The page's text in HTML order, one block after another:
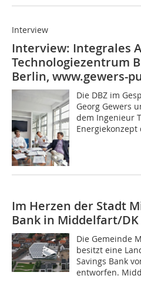
Interview
Interview: Integrales
Technologiezentrum
Berlin, www.gewers-
Die DBZ im
Georg Gewers
dem Ingenieur
Energiekonzept
Im Herzen der Stadt
Bank in Middelfart/DK
Die Gemeinde
besitzt eine
Savings Bank
entworfen.